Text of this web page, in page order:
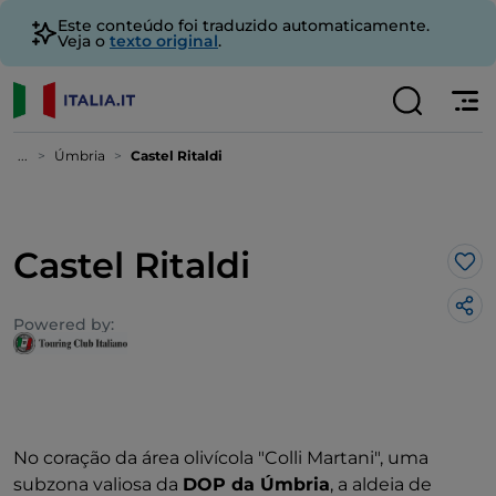
Este conteúdo foi traduzido automaticamente.
Veja o texto original.
... Úmbria Castel Ritaldi
Castel Ritaldi
Powered by:
No coração da área olivícola "Colli Martani", uma
subzona valiosa da DOP da Úmbria, a aldeia de